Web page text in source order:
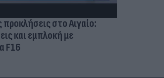
προκλήσεις στο Αιγαίο:
και εμπλοκή με
F16